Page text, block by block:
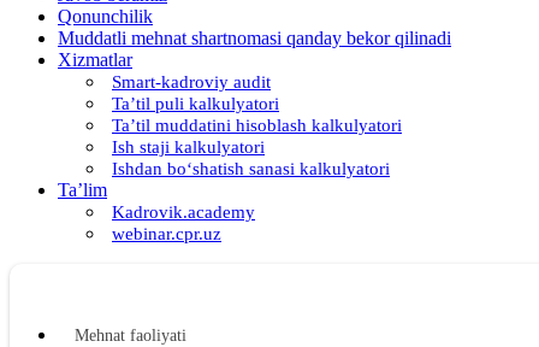
Qonunchilik
Muddatli mehnat shartnomasi qanday bekor qilinadi
Xizmatlar
Smart-kadroviy audit
Ta’til puli kalkulyatori
Ta’til muddatini hisoblash kalkulyatori
Ish staji kalkulyatori
Ishdan boʻshatish sanasi kalkulyatori
Ta’lim
Kadrovik.academy
webinar.cpr.uz
Mehnat faoliyati